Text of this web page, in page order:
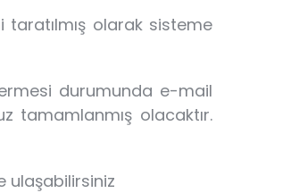
taratılmış olarak sisteme
durumunda e-mail
tamamlanmış olacaktır.
ulaşabilirsiniz